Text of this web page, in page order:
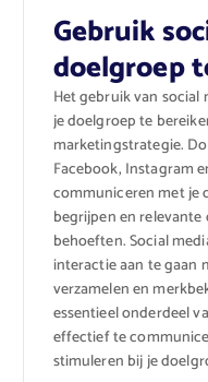
Gebruik
doelgroep
Het gebruik van social
je doelgroep te
marketingstrategie.
Facebook, Instagram
communiceren met je
begrijpen en
behoeften. Social
interactie aan te gaan
verzamelen en
essentieel onderdeel
effectief te
stimuleren bij je